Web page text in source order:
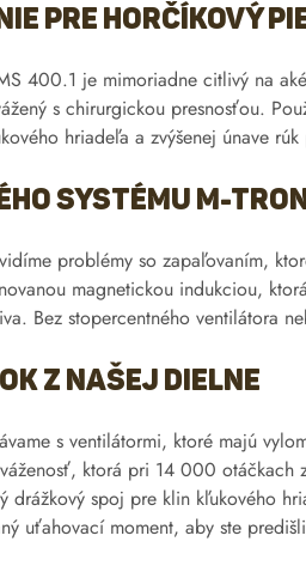
pre horčíkový
400.1 je mimoriadne citlivý na
s chirurgickou presnosťou.
hriadeľa a zvýšenej únave
systému M-
problémy so zapaľovaním,
magnetickou indukciou,
Bez stopercentného ventilátora
z našej dielne
s ventilátormi, ktoré majú
ktorá pri 14 000
drážkový spoj pre klin kľukového
uťahovací moment, aby ste